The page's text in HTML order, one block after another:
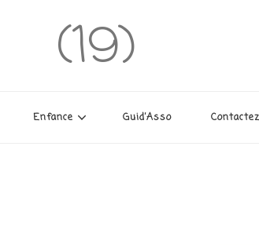
(19)
Enfance Guid’Asso